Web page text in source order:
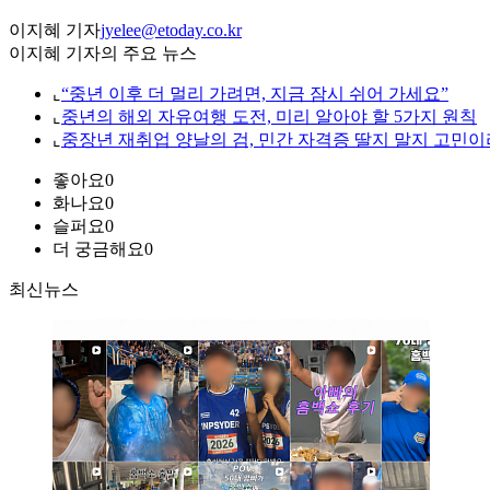
이지혜 기자jyelee@etoday.co.kr
이지혜 기자의 주요 뉴스
⌞ “중년 이후 더 멀리 가려면, 지금 잠시 쉬어 가세요”
⌞ 중년의 해외 자유여행 도전, 미리 알아야 할 5가지 원칙
⌞ 중장년 재취업 양날의 검, 민간 자격증 딸지 말지 고민이
좋아요0
화나요0
슬퍼요0
더 궁금해요0
최신뉴스